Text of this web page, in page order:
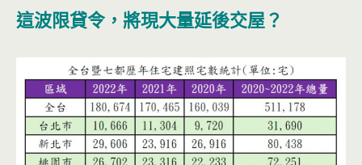
這波限貸令，將現大量延後交屋？